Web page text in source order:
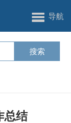
导航
总结